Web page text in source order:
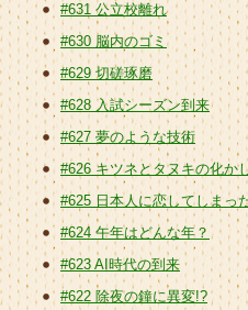
#631 公立校離れ
#630 脳内のゴミ
#629 切磋琢磨
#628 入試シーズン到来
#627 夢のような技術
#626 キツネとタヌキの化か
#625 日本人に恋してしまっ
#624 午年はどんな年？
#623 AI時代の到来
#622 除夜の鐘に異変!?